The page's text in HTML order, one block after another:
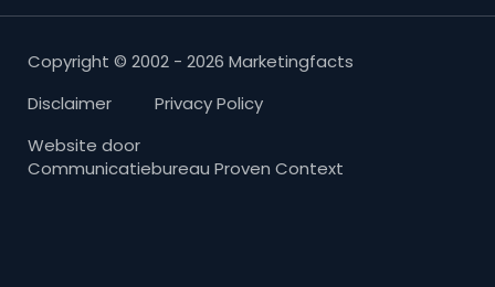
Copyright © 2002 - 2026 Marketingfacts
Disclaimer
Privacy Policy
Website door
Communicatiebureau Proven Context